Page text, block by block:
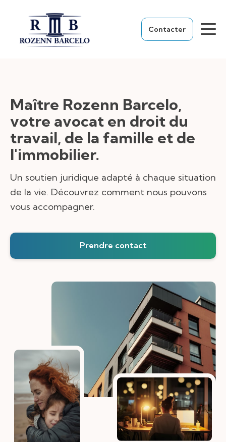
Contacter
Maître Rozenn Barcelo,
votre avocat en droit du
travail, de la famille et de
l'immobilier.
Un soutien juridique adapté à chaque situation
de la vie. Découvrez comment nous pouvons
vous accompagner.
Prendre contact